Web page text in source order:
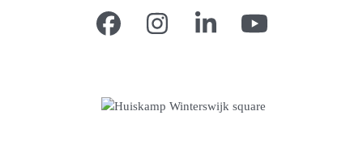
FacebookInstagram
LinkedInYouTube